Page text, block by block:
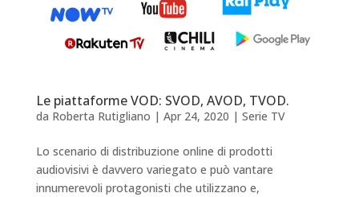
Le piattaforme VOD: SVOD, AVOD, TVOD.
da Roberta Rutigliano | Apr 24, 2020 | Serie TV
Lo scenario di distribuzione online di prodotti
audiovisivi è davvero variegato e può vantare
innumerevoli protagonisti che utilizzano e,